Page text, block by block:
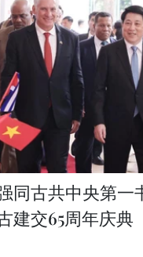
同古共中央第一
建交65周年庆典